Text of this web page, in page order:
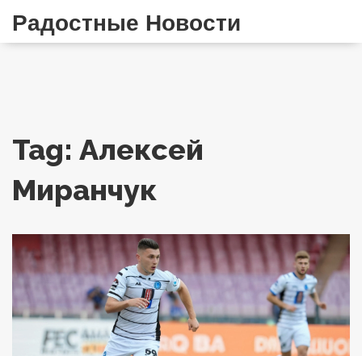
Радостные Новости
Tag: Алексей
Миранчук